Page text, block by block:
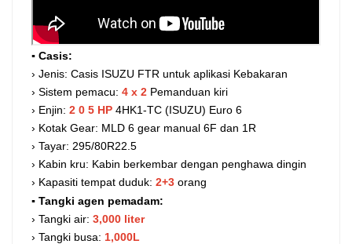
▪ Casis:
› Jenis: Casis ISUZU FTR untuk aplikasi Kebakaran
› Sistem pemacu: 4 x 2 Pemanduan kiri
› Enjin: 2 0 5 HP 4HK1-TC (ISUZU) Euro 6
› Kotak Gear: MLD 6 gear manual 6F dan 1R
› Tayar: 295/80R22.5
› Kabin kru: Kabin berkembar dengan penghawa dingin
› Kapasiti tempat duduk: 2+3 orang
▪ Tangki agen pemadam:
› Tangki air: 3,000 liter
› Tangki busa: 1,000L